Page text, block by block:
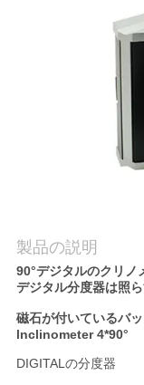
な
さ
い
製品の説明
90°デジタルのクリノ
デジタル分度器は照
磁石が付いているバ
lnclinometer 4*90°
DIGITALの分度器